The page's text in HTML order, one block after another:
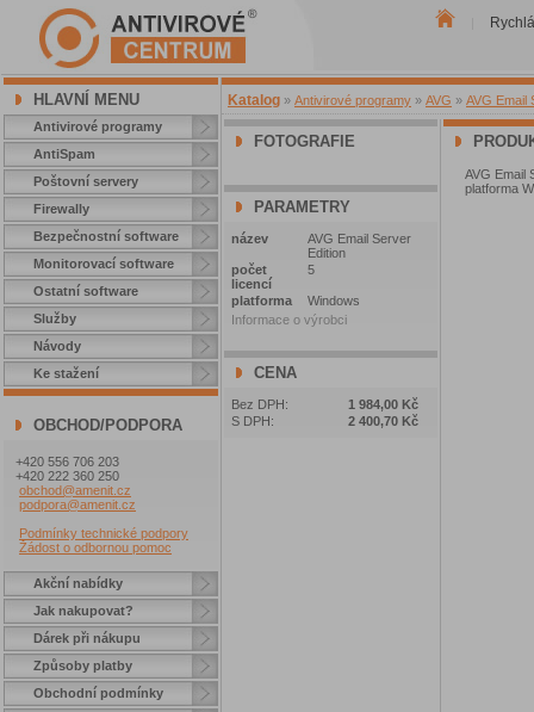
HLAVNÍ MENU
Antivirové programy
AntiSpam
Poštovní servery
Firewally
Bezpečnostní software
Monitorovací software
Ostatní software
Služby
Návody
Ke stažení
OBCHOD/PODPORA
+420 556 706 203
+420 222 360 250
obchod@amenit.cz
podpora@amenit.cz
Podmínky technické podpory
Žádost o odbornou pomoc
Akční nabídky
Jak nakupovat?
Dárek při nákupu
Způsoby platby
Obchodní podmínky
Katalog » Antivirové programy » AVG » AVG Email
FOTOGRAFIE
PARAMETRY
název
AVG Email Server
Edition
počet
licencí
5
platforma
Windows
Informace o výrobci
CENA
Bez DPH:
1 984,00 Kč
S DPH:
2 400,70 Kč
AVG Email
platforma